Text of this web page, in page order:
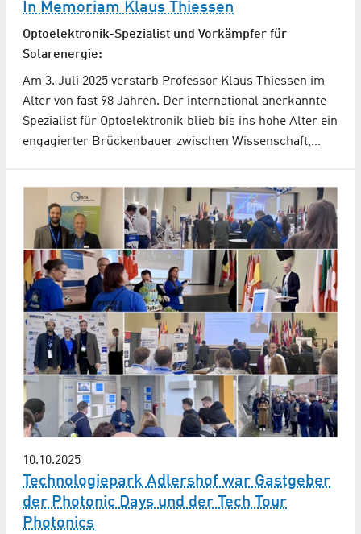
In Memoriam Klaus Thiessen
Optoelektronik-Spezialist und Vorkämpfer für
Solarenergie:
Am 3. Juli 2025 verstarb Professor Klaus Thiessen im
Alter von fast 98 Jahren. Der international anerkannte
Spezialist für Optoelektronik blieb bis ins hohe Alter ein
engagierter Brückenbauer zwischen Wissenschaft,…
10.10.2025
Technologiepark Adlershof war Gastgeber
der Photonic Days und der Tech Tour
Photonics